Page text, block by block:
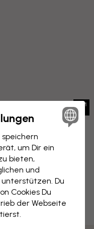
Speichern
um Dir ein
bieten,
und
Du
Cookies Du
der Webseite